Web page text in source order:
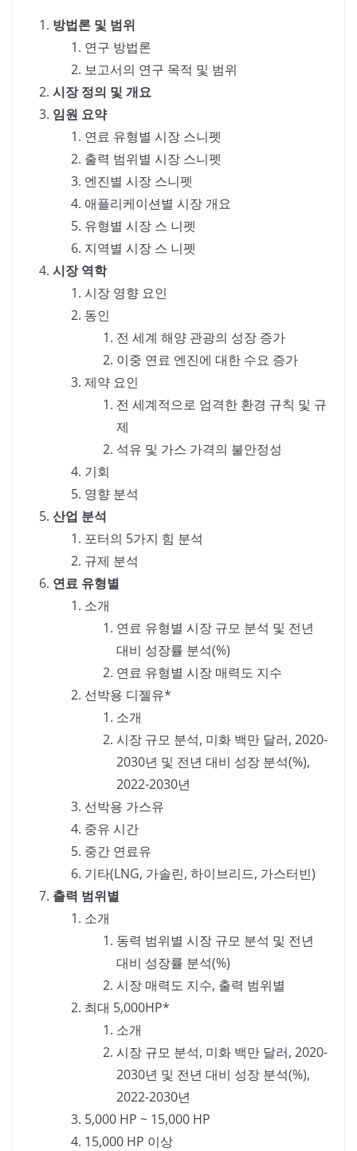
방법론 및 범위
연구 방법론
보고서의 연구 목적 및 범위
시장 정의 및 개요
임원 요약
연료 유형별 시장 스니펫
출력 범위별 시장 스니펫
엔진별 시장 스니펫
애플리케이션별 시장 개요
유형별 시장 스 니펫
지역별 시장 스 니펫
시장 역학
시장 영향 요인
동인
전 세계 해양 관광의 성장 증가
이중 연료 엔진에 대한 수요 증가
제약 요인
전 세계적으로 엄격한 환경 규칙 및 규
제
석유 및 가스 가격의 불안정성
기회
영향 분석
산업 분석
포터의 5가지 힘 분석
규제 분석
연료 유형별
소개
연료 유형별 시장 규모 분석 및 전년
대비 성장률 분석(%)
연료 유형별 시장 매력도 지수
선박용 디젤유*
소개
시장 규모 분석, 미화 백만 달러, 2020-
2030년 및 전년 대비 성장 분석(%),
2022-2030년
선박용 가스유
중유 시간
중간 연료유
기타(LNG, 가솔린, 하이브리드, 가스터빈)
출력 범위별
소개
동력 범위별 시장 규모 분석 및 전년
대비 성장률 분석(%)
시장 매력도 지수, 출력 범위별
최대 5,000HP*
소개
시장 규모 분석, 미화 백만 달러, 2020-
2030년 및 전년 대비 성장 분석(%),
2022-2030년
5,000 HP ~ 15,000 HP
15,000 HP 이상